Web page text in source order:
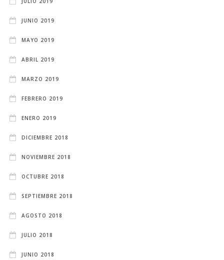
JUNIO 2019
MAYO 2019
ABRIL 2019
MARZO 2019
FEBRERO 2019
ENERO 2019
DICIEMBRE 2018
NOVIEMBRE 2018
OCTUBRE 2018
SEPTIEMBRE 2018
AGOSTO 2018
JULIO 2018
JUNIO 2018